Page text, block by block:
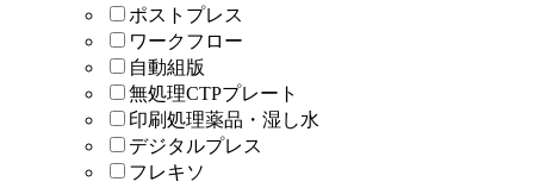
ポストプレス
ワークフロー
自動組版
無処理CTPプレート
印刷処理薬品・湿し水
デジタルプレス
フレキソ